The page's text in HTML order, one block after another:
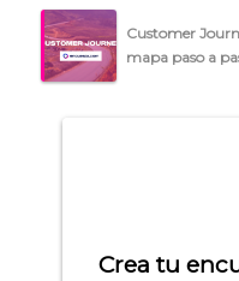
Customer
mapa paso a
Crea tu